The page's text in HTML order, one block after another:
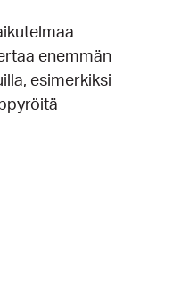
enemmän
esimerkiksi